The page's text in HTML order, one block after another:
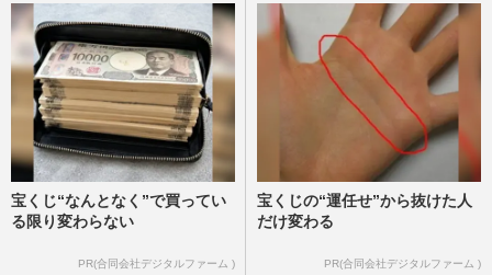
宝くじ“なんとなく”で買ってい
る限り変わらない
PR(合同会社デジタルファーム )
宝くじの“運任せ”から抜けた人
だけ変わる
PR(合同会社デジタルファーム )